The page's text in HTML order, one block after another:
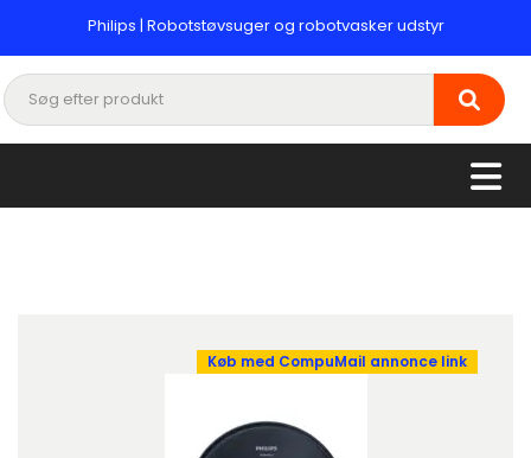
Philips | Robotstøvsuger og robotvasker udstyr
Køb med CompuMail annonce link